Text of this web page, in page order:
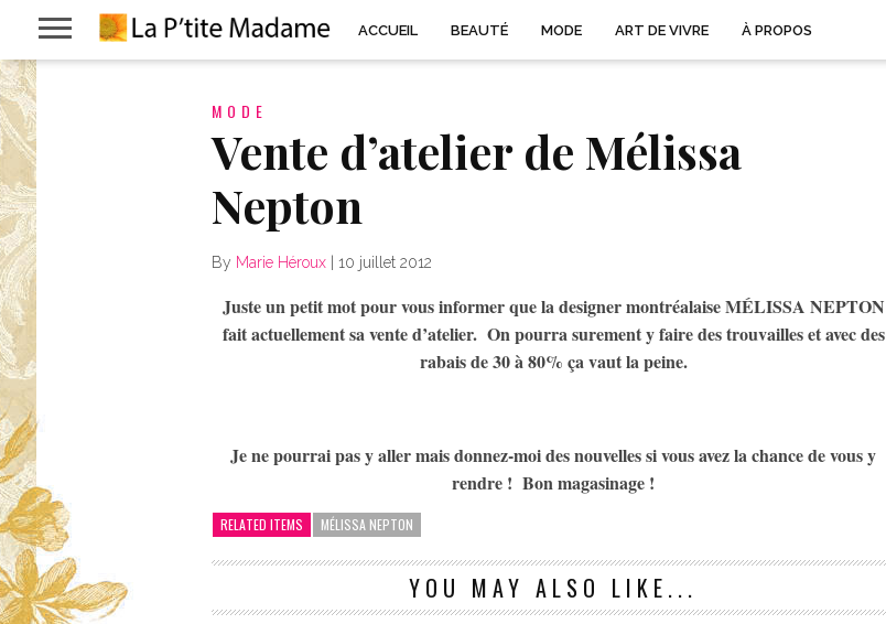
ACCUEIL BEAUTÉ MODE ART DE VIVRE À PROPOS
MODE
Vente d’atelier de Mélissa
Nepton
By Marie Héroux 10 juillet 2012
Juste un petit mot pour vous informer que la designer montréalaise MÉLISSA NEPTON
fait actuellement sa vente d’atelier. On pourra surement y faire des trouvailles et avec des
rabais de 30 à 80% ça vaut la peine.
Je ne pourrai pas y aller mais donnez-moi des nouvelles si vous avez la chance de vous y
rendre ! Bon magasinage !
RELATED ITEMS MÉLISSA NEPTON
YOU MAY ALSO LIKE...